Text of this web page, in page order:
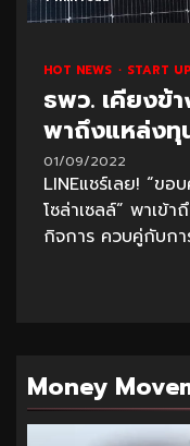
HOT NEWS START UP
ธพว. เคียงข้า
พาถึงแหล่งทุ
01/09/2022
LINEแชร์เลย! “ข
โซล่าเซลล์” พาเข้
กิจการ ควบคู่กับกา
Money